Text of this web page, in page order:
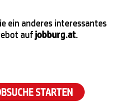
ein anderes interessantes
aufjobburg.at.
STARTEN